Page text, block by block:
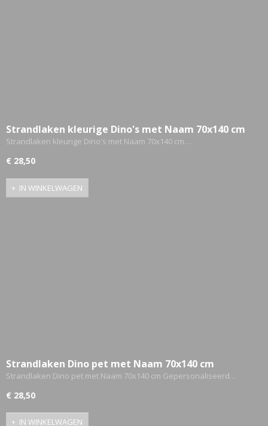
Strandlaken kleurige Dino's met Naam 70x140 cm
Gepersonaliseerd
Strandlaken kleurige Dino's met Naam 70x140 cm…
€ 28,50
IN WINKELWAGEN
Strandlaken Dino pet met Naam 70x140 cm
Gepersonaliseerd
Strandlaken Dino pet met Naam 70x140 cm Gepersonaliseerd…
€ 28,50
IN WINKELWAGEN